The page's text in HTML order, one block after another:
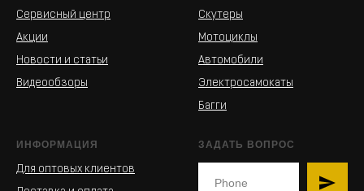
Сервисный центр
Акции
Новости и статьи
Видеообзоры
Скутеры
Мотоциклы
Автомобили
Электросамокаты
Багги
ИНФОРМАЦИЯ
Для оптовых клиентов
ЗАДАТЬ ВОПРОС